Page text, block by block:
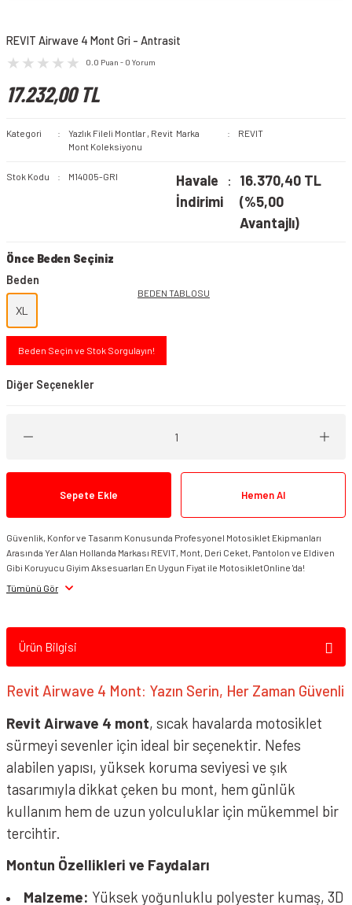
REVIT Airwave 4 Mont Gri - Antrasit
0.0 Puan - 0 Yorum
17.232,00 TL
Kategori Yazlık Fileli Montlar , Revit
Mont Koleksiyonu
Marka REVIT
Stok Kodu M14005-GRI
Havale
İndirimi
16.370,40 TL
(%5,00
Avantajlı)
Önce Beden Seçiniz
Beden
XL
BEDEN TABLOSU
Beden Seçin ve Stok Sorgulayın!
Diğer Seçenekler
REVIT Airwave 4 Mont Siyah
Sepete Ekle Hemen Al
Güvenlik, Konfor ve Tasarım Konusunda Profesyonel Motosiklet Ekipmanları
Arasında Yer Alan Hollanda Markası REVIT, Mont, Deri Ceket, Pantolon ve Eldiven
Gibi Koruyucu Giyim Aksesuarları En Uygun Fiyat ile MotosikletOnline 'da!
Tümünü Gör
Ürün Bilgisi
Revit Airwave 4 Mont: Yazın Serin, Her Zaman Güvenli
Revit Airwave 4 mont, sıcak havalarda motosiklet
sürmeyi sevenler için ideal bir seçenektir. Nefes
alabilen yapısı, yüksek koruma seviyesi ve şık
tasarımıyla dikkat çeken bu mont, hem günlük
kullanım hem de uzun yolculuklar için mükemmel bir
tercihtir.
Montun Özellikleri ve Faydaları
Malzeme: Yüksek yoğunluklu polyester kumaş, 3D